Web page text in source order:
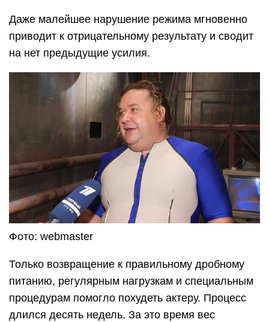
Даже малейшее нарушение режима мгновенно
приводит к отрицательному результату и сводит
на нет предыдущие усилия.
Фото: webmaster
Только возвращение к правильному дробному
питанию, регулярным нагрузкам и специальным
процедурам помогло похудеть актеру. Процесс
длился десять недель. За это время вес